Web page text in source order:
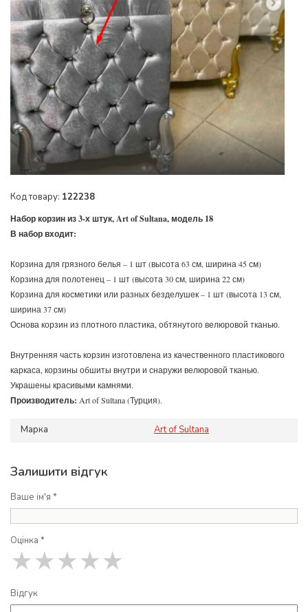
Код товару: 122238
Набор корзин из 3-х штук, Art of Sultana, модель 18
В набор входит:
Корзина для грязного белья – 1 шт (высота 63 см, ширина 45 см)
Корзина для полотенец – 1 шт (высота 30 см, ширина 22 см)
Корзина для косметики или разных безделушек – 1 шт (высота 13 см,
ширина 37 см)
Основа корзин из плотного пластика, обтянутого велюровой тканью.
Внутренняя часть корзин изготовлена ​​из качественного пластикового
каркаса, корзины обшиты внутри и снаружи велюровой тканью.
Украшены красивыми камнями.
Производитель: Art of Sultana (Турция).
Марка Art of Sultana
Залишити відгук
Ваше ім'я *
Оцінка *
★
★
★
★
★
Відгук